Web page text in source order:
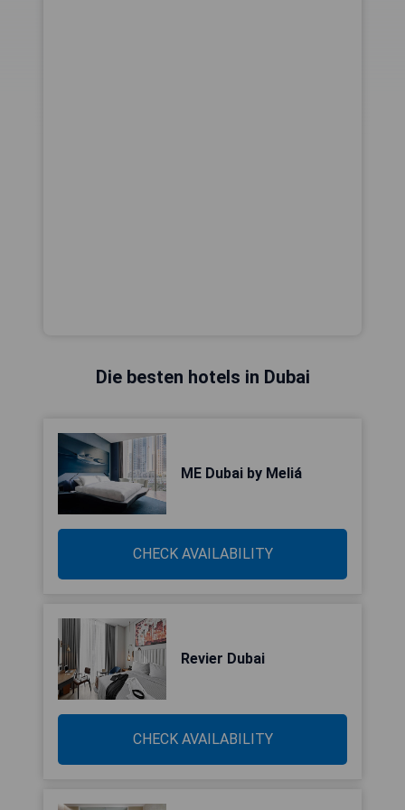
Die besten hotels in Dubai
ME Dubai by Meliá
CHECK AVAILABILITY
Revier Dubai
CHECK AVAILABILITY